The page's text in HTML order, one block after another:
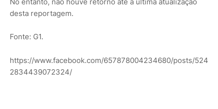
desta reportagem.
Fonte: G1.
https://www.facebook.com/657878004234680/posts/524
2834439072324/